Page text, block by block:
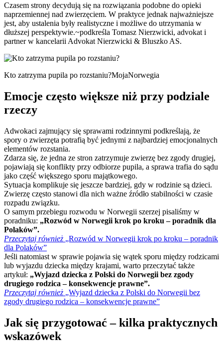
Czasem strony decydują się na rozwiązania podobne do opieki
naprzemiennej nad zwierzęciem. W praktyce jednak najważniejsze
jest, aby ustalenia były realistyczne i możliwe do utrzymania w
dłuższej perspektywie.~podkreśla Tomasz Nierzwicki, advokat i
partner w kancelarii Advokat Nierzwicki & Bluszko AS.
Kto zatrzyma pupila po rozstaniu?MojaNorwegia
Emocje często większe niż przy podziale
rzeczy
Adwokaci zajmujący się sprawami rodzinnymi podkreślają, że
spory o zwierzęta potrafią być jednymi z najbardziej emocjonalnych
elementów rozstania.
Zdarza się, że jedna ze stron zatrzymuje zwierzę bez zgody drugiej,
pojawiają się konflikty przy odbiorze pupila, a sprawa trafia do sądu
jako część większego sporu majątkowego.
Sytuacja komplikuje się jeszcze bardziej, gdy w rodzinie są dzieci.
Zwierzę często stanowi dla nich ważne źródło stabilności w czasie
rozpadu związku.
O samym przebiegu rozwodu w Norwegii szerzej pisaliśmy w
poradniku: „Rozwód w Norwegii krok po kroku – poradnik dla
Polaków”.
Przeczytaj również „Rozwód w Norwegii krok po kroku – poradnik
dla Polaków”
Jeśli natomiast w sprawie pojawia się wątek sporu między rodzicami
lub wyjazdu dziecka między krajami, warto przeczytać także
artykuł: „Wyjazd dziecka z Polski do Norwegii bez zgody
drugiego rodzica – konsekwencje prawne”.
Przeczytaj również „Wyjazd dziecka z Polski do Norwegii bez
zgody drugiego rodzica – konsekwencje prawne”
Jak się przygotować – kilka praktycznych
wskazówek